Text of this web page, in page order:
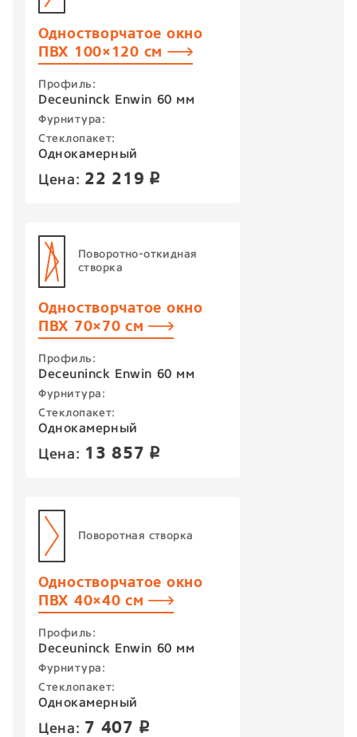
Одностворчатое окно
ПВХ 100×120 см
Профиль:
Deceuninck Enwin 60 мм
Фурнитура:
Стеклопакет:
Однокамерный
Цена: 22 219 p
Поворотно-откидная
створка
Одностворчатое окно
ПВХ 70×70 см
Профиль:
Deceuninck Enwin 60 мм
Фурнитура:
Стеклопакет:
Однокамерный
Цена: 13 857 p
Поворотная створка
Одностворчатое окно
ПВХ 40×40 см
Профиль:
Deceuninck Enwin 60 мм
Фурнитура:
Стеклопакет:
Однокамерный
Цена: 7 407 p